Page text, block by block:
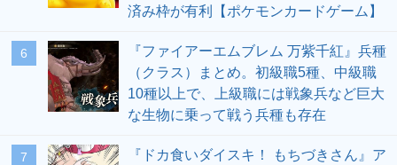
済み枠が有利【ポケモンカードゲーム】
6
『ファイアーエムブレム 万紫千紅』兵種
（クラス）まとめ。初級職5種、中級職
10種以上で、上級職には戦象兵など巨大
な生物に乗って戦う兵種も存在
7
『ドカ食いダイスキ！ もちづきさん』ア